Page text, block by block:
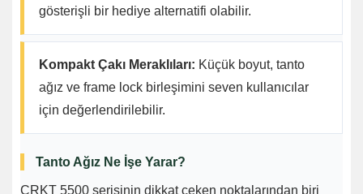
gösterişli bir hediye alternatifi olabilir.
Kompakt Çakı Meraklıları: Küçük boyut, tanto
ağız ve frame lock birleşimini seven kullanıcılar
için değerlendirilebilir.
Tanto Ağız Ne İşe Yarar?
CRKT 5500 serisinin dikkat çeken noktalarından biri